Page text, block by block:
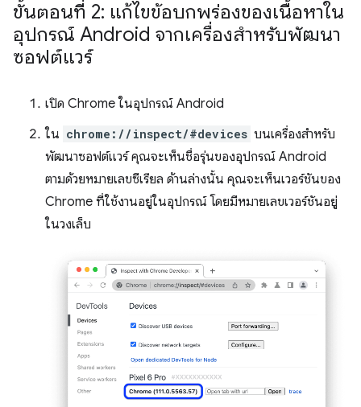
ขั้นตอนที่ 2: แก้ไขข้อบกพร่องของเนื้อหาใน
อุปกรณ์ Android จากเครื่องสำหรับพัฒนา
ซอฟต์แวร์
เปิด Chrome ในอุปกรณ์ Android
ใน chrome://inspect/#devices บนเครื่องสำหรับ
พัฒนาซอฟต์แวร์ คุณจะเห็นชื่อรุ่นของอุปกรณ์ Android
ตามด้วยหมายเลขซีเรียล ด้านล่างนั้น คุณจะเห็นเวอร์ชันของ
Chrome ที่ใช้งานอยู่ในอุปกรณ์ โดยมีหมายเลขเวอร์ชันอยู่
ในวงเล็บ